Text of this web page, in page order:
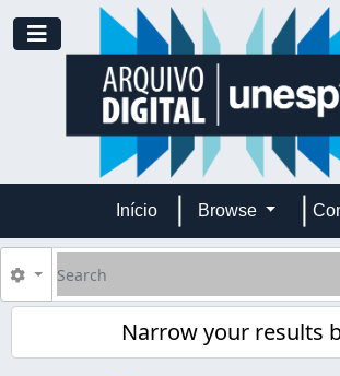
Skip to main content
Toggle navigation
Início Browse
Search
Search options
Narrow your results